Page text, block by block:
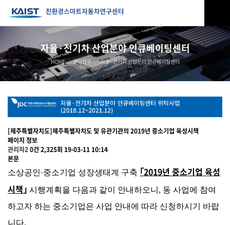
자율·전기차 산업분야 인큐베이팅센터
HOME 센터업무 -자율·전기차 산업분야 인큐베이팅센터
[제주특별자치도]제주특별자치도 및 유관기관의 2019년 중소기업 육성시책
페이지 정보
관리자20건 2,325회 19-03-11 10:14
본문
소상공인·중소기업 성장생태계 구축 ｢2019년 중소기업 육성
시책 ｣ 시행계획을 다음과 같이 안내하오니 , 동 사업에 참여
하고자 하는 중소기업은 사업 안내에 따라 신청하시기 바랍
니다.